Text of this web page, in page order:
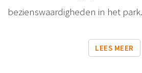
bezienswaardigheden in het park.
LEES MEER